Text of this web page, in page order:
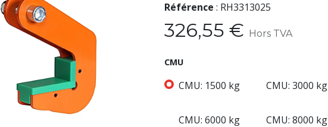
Référence : RH3313025
326,55 € Hors TVA
CMU
CMU: 1500 kg CMU: 3000 kg
CMU: 6000 kg CMU: 8000 kg